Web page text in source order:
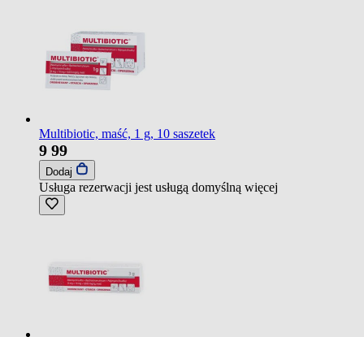
Multibiotic, maść, 1 g, 10 saszetek
9 99
Dodaj
Usługa rezerwacji jest usługą domyślną więcej